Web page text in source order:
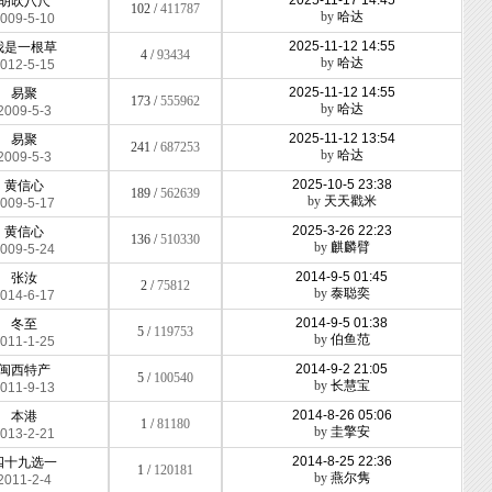
5-10
102 /411787
by 哈达
是一根草
5-15
4 /93434
2025-11-12 14:55
by 哈达
易聚
5-3
173 /555962
2025-11-12 14:55
by 哈达
易聚
5-3
241 /687253
2025-11-12 13:54
by 哈达
黄信心
5-17
189 /562639
2025-10-5 23:38
by 天天戳米
黄信心
5-24
136 /510330
2025-3-26 22:23
by 麒麟臂
张汝
6-17
2 /75812
2014-9-5 01:45
by 泰聪奕
冬至
1-25
5 / 119753
2014-9-5 01:38
by 伯鱼范
西特产
9-13
5 / 100540
2014-9-2 21:05
by 长慧宝
本港
2-21
1 /81180
2014-8-26 05:06
by 圭擎安
十九选一
2-4
1 / 120181
2014-8-25 22:36
by 燕尔隽